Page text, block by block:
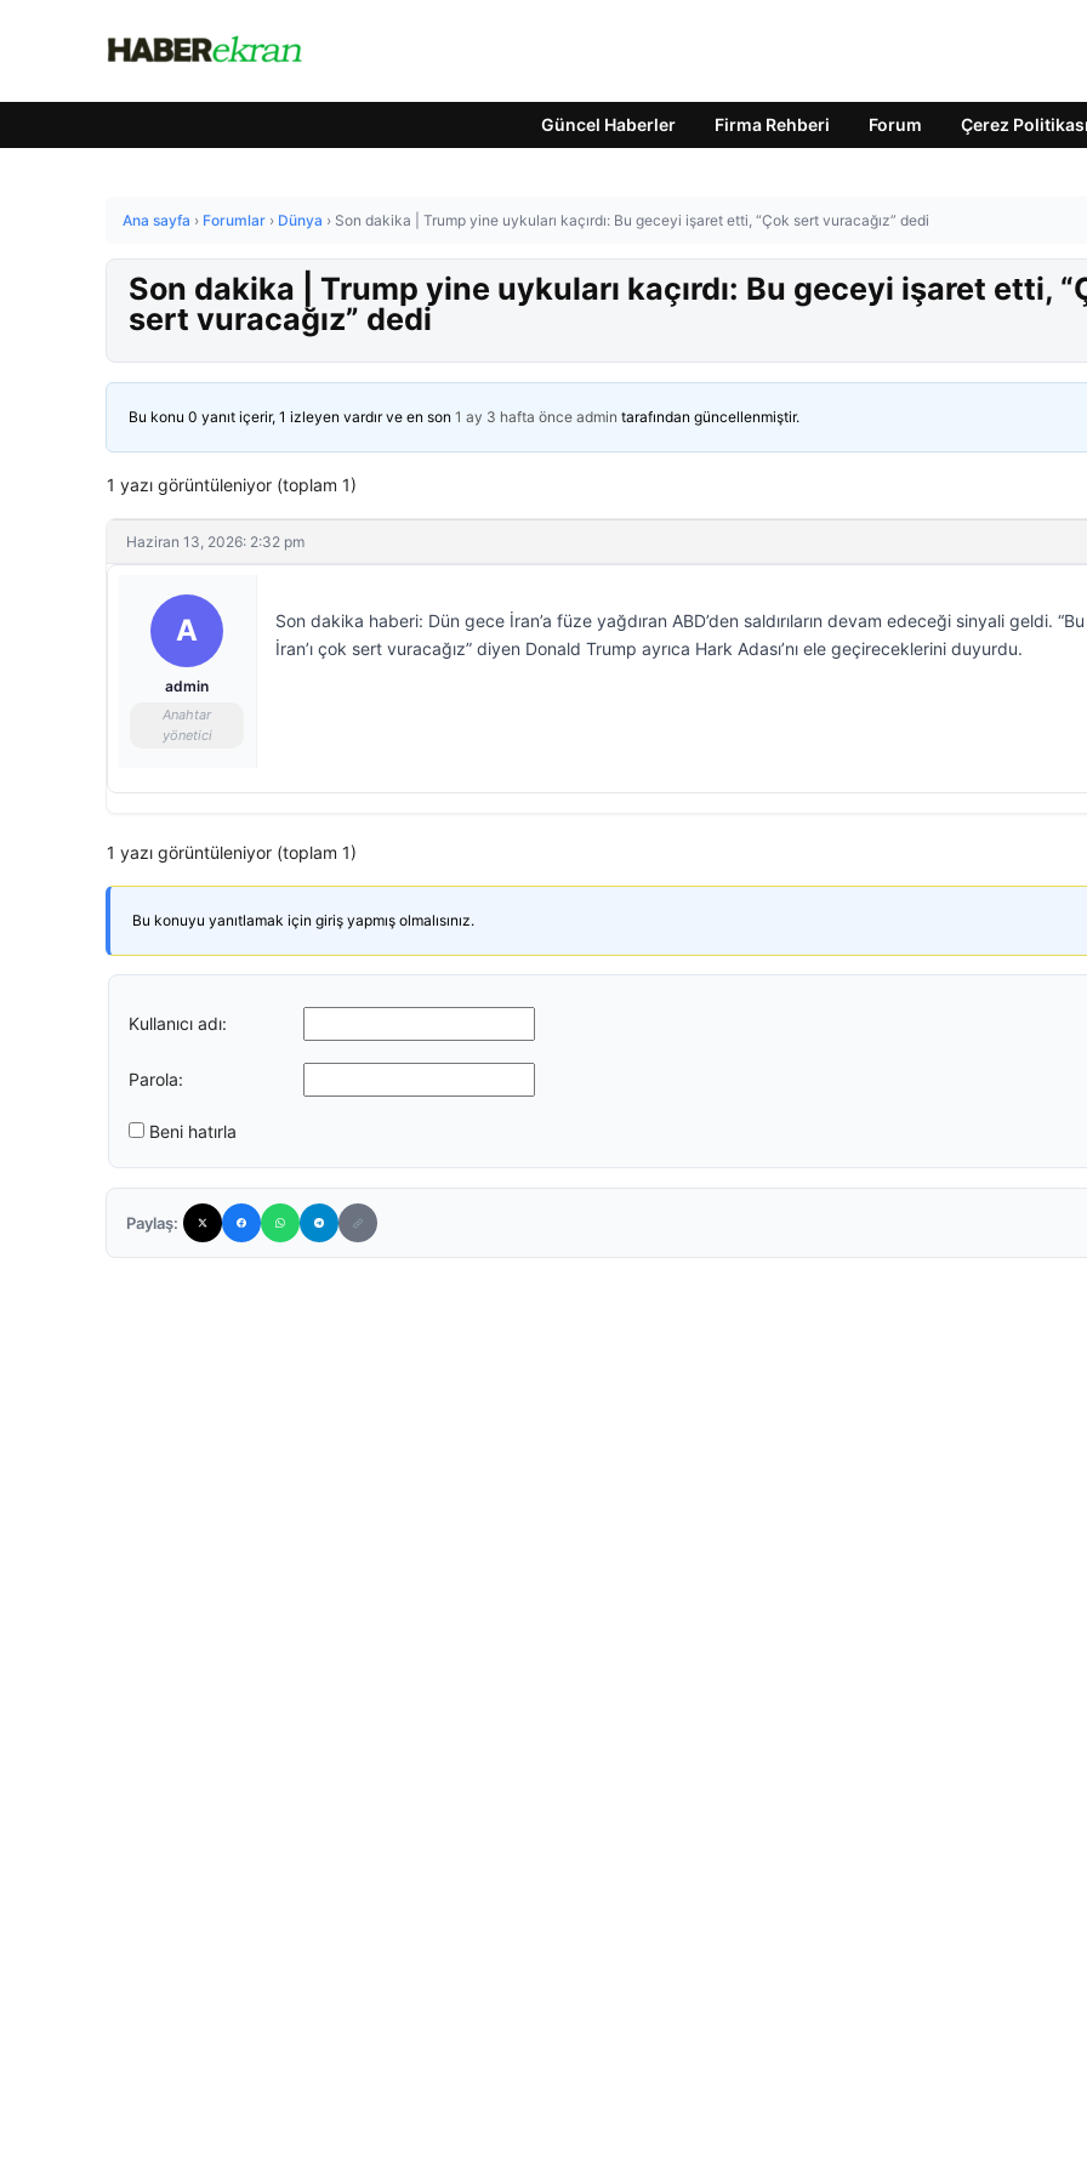
Güncel Haberler Firma Rehberi Forum Çerez Politikası
Ana sayfa › Forumlar › Dünya › Son dakika | Trump yine uykuları kaçırdı: Bu geceyi işaret etti, “Çok sert vuracağız” dedi
Son dakika | Trump yine uykuları kaçırdı: Bu geceyi işaret etti,
sert vuracağız” dedi
Bu konu 0 yanıt içerir, 1 izleyen vardır ve en son 1 ay 3 hafta önce admin tarafından güncellenmiştir.
1 yazı görüntüleniyor (toplam 1)
Haziran 13, 2026: 2:32 pm
A
admin
Anahtar
yönetici
Son dakika haberi: Dün gece İran’a füze yağdıran ABD’den saldırıların devam edeceği sinyali geldi.
İran’ı çok sert vuracağız” diyen Donald Trump ayrıca Hark Adası’nı ele geçireceklerini duyurdu.
1 yazı görüntüleniyor (toplam 1)
Bu konuyu yanıtlamak için giriş yapmış olmalısınız.
Kullanıcı adı:
Parola:
Beni hatırla
Paylaş: